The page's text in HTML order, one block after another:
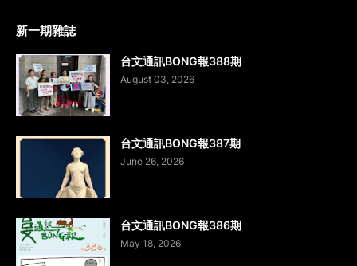
新一期雜誌
台文通訊BONG報388期
August 03, 2026
台文通訊BONG報387期
June 26, 2026
台文通訊BONG報386期
May 18, 2026